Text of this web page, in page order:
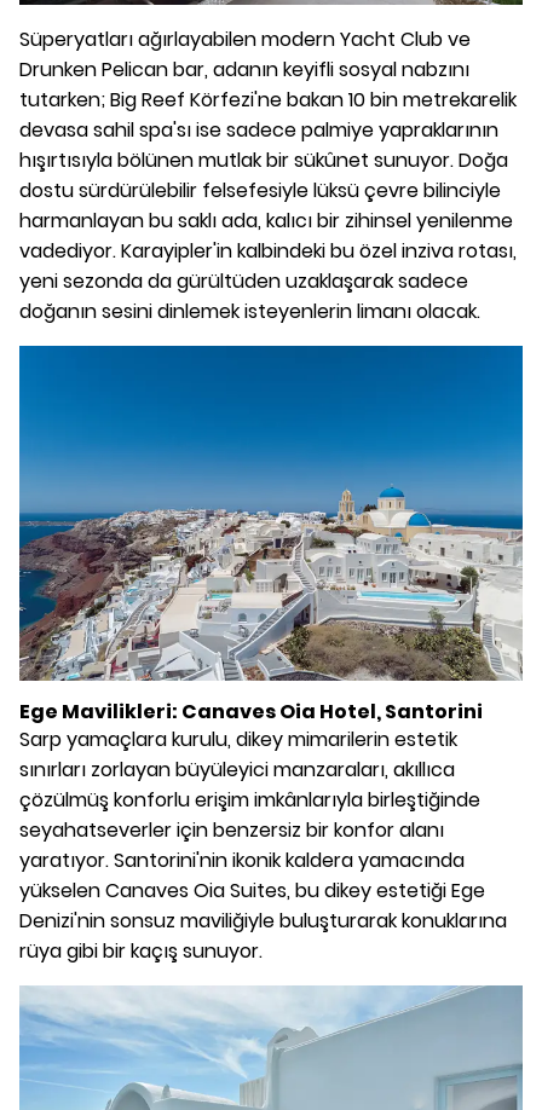
Süperyatları ağırlayabilen modern Yacht Club ve
Drunken Pelican bar, adanın keyifli sosyal nabzını
tutarken; Big Reef Körfezi'ne bakan 10 bin metrekarelik
devasa sahil spa'sı ise sadece palmiye yapraklarının
hışırtısıyla bölünen mutlak bir sükûnet sunuyor. Doğa
dostu sürdürülebilir felsefesiyle lüksü çevre bilinciyle
harmanlayan bu saklı ada, kalıcı bir zihinsel yenilenme
vadediyor. Karayipler'in kalbindeki bu özel inziva rotası,
yeni sezonda da gürültüden uzaklaşarak sadece
doğanın sesini dinlemek isteyenlerin limanı olacak.
Ege Mavilikleri: Canaves Oia Hotel, Santorini
Sarp yamaçlara kurulu, dikey mimarilerin estetik
sınırları zorlayan büyüleyici manzaraları, akıllıca
çözülmüş konforlu erişim imkânlarıyla birleştiğinde
seyahatseverler için benzersiz bir konfor alanı
yaratıyor. Santorini'nin ikonik kaldera yamacında
yükselen Canaves Oia Suites, bu dikey estetiği Ege
Denizi'nin sonsuz maviliğiyle buluşturarak konuklarına
rüya gibi bir kaçış sunuyor.